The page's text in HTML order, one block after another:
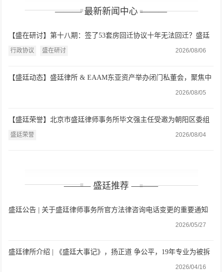
——— 最新新闻中心 ———
【盛在研讨】第十八期：签了53套房回迁协议十年无法回迁？盛廷
律师研讨厘清维权迷局
行政协议 盛在研讨 2026/08/06
【盛廷动态】盛廷律所 & EAAM东亚资产举办闭门私董会，聚焦中
2026/08/05
【盛廷荣誉】北京市盛廷律师事务所毕文强主任受邀为朝阳区委组
织部“城市主理人”训练营专题授课
盛廷荣誉 2026/08/04
——— 盛廷推荐 ———
盛廷公告 | 关于盛廷律师事务所官方法律咨询电话变更的重要通知
2026/05/27
盛廷律所介绍 | 《盛廷大事记》，扬正道 争公平，19年专业为被拆
2026/04/16